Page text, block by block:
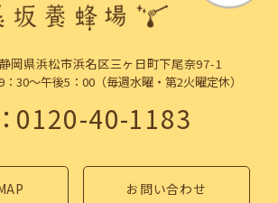
岡県浜松市浜名区三ヶ日町下尾奈97-1
：30～午後5：00（毎週水曜・第2火曜定休）
0120-40-1183
お問い合わせ